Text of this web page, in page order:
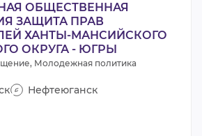
ОБЩЕСТВЕННАЯ
ЗАЩИТА ПРАВ
ХАНТЫ-МАНСИЙСКОГО
ОКРУГА - ЮГРЫ
Молодежная политика
Нефтеюганск